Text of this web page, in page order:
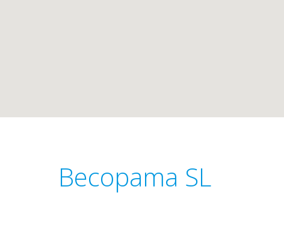
Becopama SL